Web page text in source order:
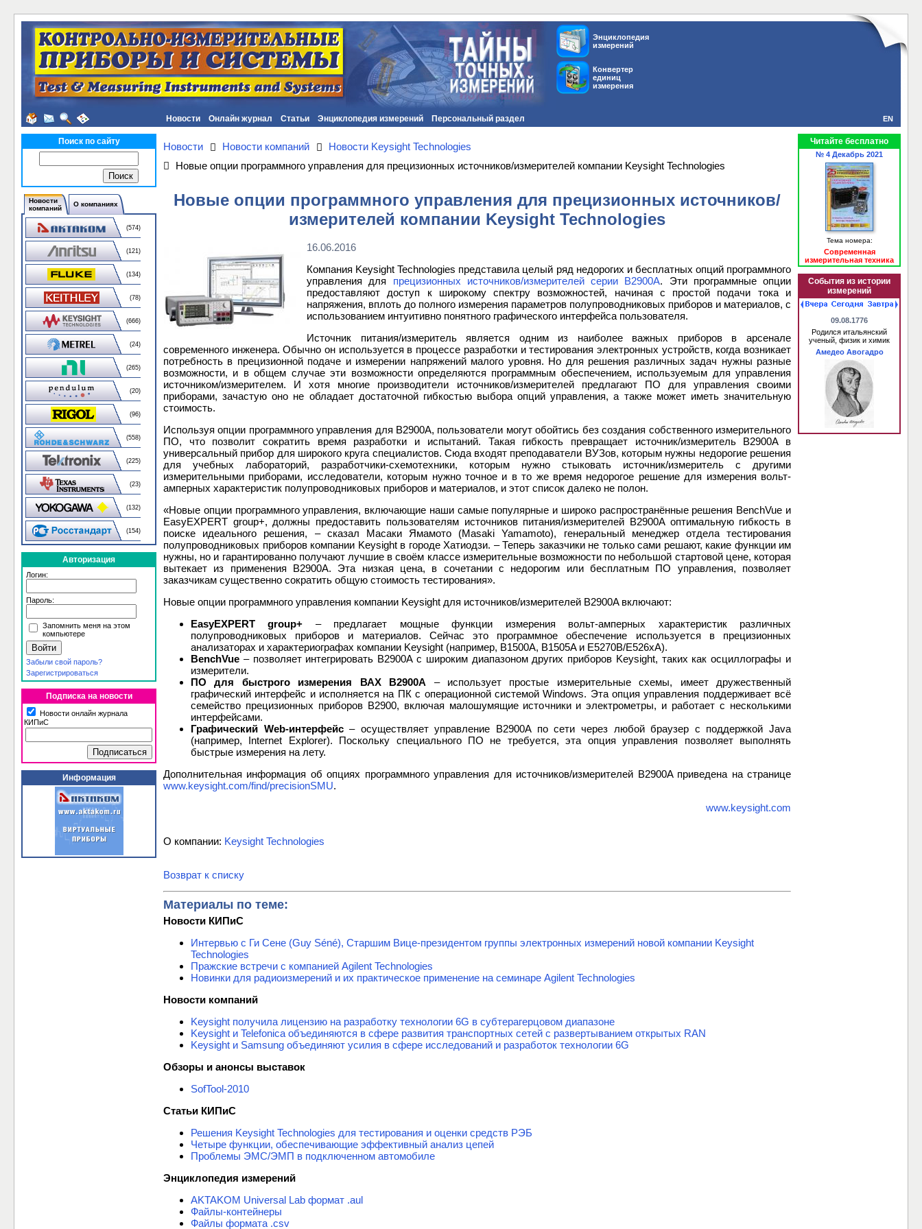
Энциклопедия
измерений
Конвертер
единиц
измерения
Новости Онлайн журнал Статьи Энциклопедия измерений Персональный раздел EN
Поиск по сайту
Новости
компаний
О компаниях
(574)
(121)
(134)
(78)
(666)
(24)
(265)
(20)
(96)
(558)
(225)
(23)
(132)
(154)
Авторизация
Логин:
Пароль:
Запомнить меня на этом
компьютере
Забыли свой пароль?
Зарегистрироваться
Подписка на новости
Новости онлайн журнала
КИПиС
Информация
Новости Новости компаний
Новости Keysight Technologies
Новые опции программного управления для прецизионных источников/измерителей компании Keysight Technologies
Новые опции программного управления для прецизионных источников/
измерителей компании Keysight Technologies
16.06.2016
Компания Keysight Technologies представила целый ряд недорогих и бесплатных опций программного
управления для прецизионных источников/измерителей серии B2900A. Эти программные опции
предоставляют доступ к широкому спектру возможностей, начиная с простой подачи тока и
напряжения, вплоть до полного измерения параметров полупроводниковых приборов и материалов, с
использованием интуитивно понятного графического интерфейса пользователя.
Источник питания/измеритель является одним из наиболее важных приборов в арсенале
современного инженера. Обычно он используется в процессе разработки и тестирования электронных устройств, когда возникает
потребность в прецизионной подаче и измерении напряжений малого уровня. Но для решения различных задач нужны разные
возможности, и в общем случае эти возможности определяются программным обеспечением, используемым для управления
источником/измерителем. И хотя многие производители источников/измерителей предлагают ПО для управления своими
приборами, зачастую оно не обладает достаточной гибкостью выбора опций управления, а также может иметь значительную
стоимость.
Используя опции программного управления для B2900A, пользователи могут обойтись без создания собственного измерительного
ПО, что позволит сократить время разработки и испытаний. Такая гибкость превращает источник/измеритель B2900A в
универсальный прибор для широкого круга специалистов. Сюда входят преподаватели ВУЗов, которым нужны недорогие решения
для учебных лабораторий, разработчики-схемотехники, которым нужно стыковать источник/измеритель с другими
измерительными приборами, исследователи, которым нужно точное и в то же время недорогое решение для измерения вольт-
амперных характеристик полупроводниковых приборов и материалов, и этот список далеко не полон.
«Новые опции программного управления, включающие наши самые популярные и широко распространённые решения BenchVue и
EasyEXPERT group+, должны предоставить пользователям источников питания/измерителей B2900A оптимальную гибкость в
поиске идеального решения, – сказал Масаки Ямамото (Masaki Yamamoto), генеральный менеджер отдела тестирования
полупроводниковых приборов компании Keysight в городе Хатиодзи. – Теперь заказчики не только сами решают, какие функции им
нужны, но и гарантированно получают лучшие в своём классе измерительные возможности по небольшой стартовой цене, которая
вытекает из применения B2900A. Эта низкая цена, в сочетании с недорогим или бесплатным ПО управления, позволяет
заказчикам существенно сократить общую стоимость тестирования».
Новые опции программного управления компании Keysight для источников/измерителей B2900A включают:
EasyEXPERT group+ – предлагает мощные функции измерения вольт-амперных характеристик различных
полупроводниковых приборов и материалов. Сейчас это программное обеспечение используется в прецизионных
анализаторах и характериографах компании Keysight (например, B1500A, B1505A и E5270B/E526xA).
BenchVue – позволяет интегрировать B2900A с широким диапазоном других приборов Keysight, таких как осциллографы и
измерители.
ПО для быстрого измерения ВАХ B2900A – использует простые измерительные схемы, имеет дружественный
графический интерфейс и исполняется на ПК с операционной системой Windows. Эта опция управления поддерживает всё
семейство прецизионных приборов B2900, включая малошумящие источники и электрометры, и работает с несколькими
интерфейсами.
Графический Web-интерфейс– осуществляет управление B2900A по сети через любой браузер с поддержкой Java
(например, Internet Explorer). Поскольку специального ПО не требуется, эта опция управления позволяет выполнять
быстрые измерения на лету.
Дополнительная информация об опциях программного управления для источников/измерителей B2900A приведена на странице
www.keysight.com/find/precisionSMU.
www.keysight.com
О компании: Keysight Technologies
Возврат к списку
Материалы по теме:
Новости КИПиС
Интервью с Ги Сене (Guy Séné), Старшим Вице-президентом группы электронных измерений новой компании Keysight
Technologies
Пражские встречи с компанией Agilent Technologies
Новинки для радиоизмерений и их практическое применение на семинаре Agilent Technologies
Новости компаний
Keysight получила лицензию на разработку технологии 6G в субтерагерцовом диапазоне
Keysight и Telefonica объединяются в сфере развития транспортных сетей с развертыванием открытых RAN
Keysight и Samsung объединяют усилия в сфере исследований и разработок технологии 6G
Обзоры и анонсы выставок
SofTool-2010
Статьи КИПиС
Решения Keysight Technologies для тестирования и оценки средств РЭБ
Четыре функции, обеспечивающие эффективный анализ цепей
Проблемы ЭМС/ЭМП в подключенном автомобиле
Энциклопедия измерений
AKTAKOM Universal Lab формат .aul
Файлы-контейнеры
Файлы формата .csv
Читайте бесплатно
№ 4 Декабрь 2021
Тема номера:
Современная
измерительная техника
События из истории
измерений
09.08.1776
Родился итальянский
ученый, физик и химик
Амедео Авогадро